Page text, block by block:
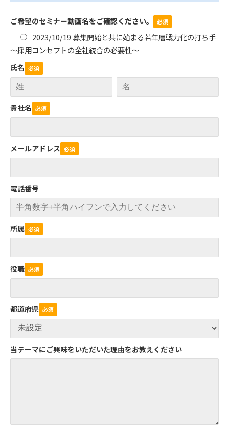
ご希望のセミナー動画名をご確認ください。
2023/10/19 募集開始と共に始まる若年層戦力化の打ち手
～採用コンセプトの全社統合の必要性～
氏名
貴社名
メールアドレス
電話番号
所属
役職
都道府県
当テーマにご興味をいただいた理由をお教えください